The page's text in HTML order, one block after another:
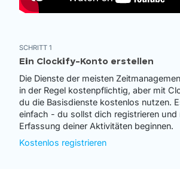
SCHRITT 1
Ein Clockify-Konto erstellen
Die Dienste der meisten
in der Regel kostenpflichtig, aber mit
du die Basisdienste kostenlos nutzen.
einfach - du sollst dich registrieren und
Erfassung deiner Aktivitäten beginnen.
Kostenlos registrieren